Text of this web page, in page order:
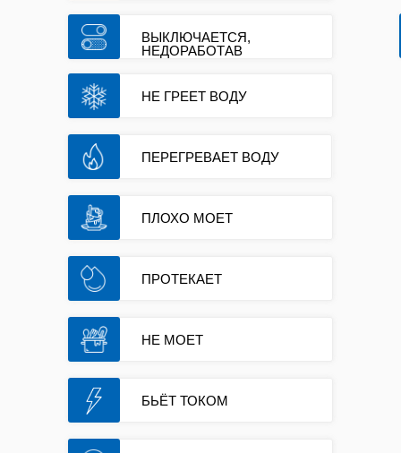
Выезд мастера
Гарантия на ремонт посудомоечных
машин в Белгороде до 1 года
Ремонт посудомоек
Мастер по ремонту посудомоечных
машин в Белгороде
Отремонтировать посудомоечную
машину НЕ ГРЕЕТ ВОДУ
НЕ МОЕТ
БЬЁТ ТОКОМ
ПРОТЕКАЕТ
ВЫКЛЮЧАЕТСЯ,
НЕДОРАБОТАВ
ПЛОХО МОЕТ
ПЕРЕГРЕВАЕТ ВОДУ